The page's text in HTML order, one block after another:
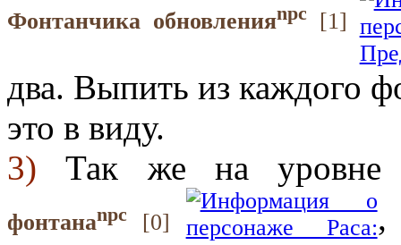
Фонтанчика обновленияnpc [1]
два. Выпить из каждого
это в виду.
3) Так же на уровне
фонтанаnpc [0]
,